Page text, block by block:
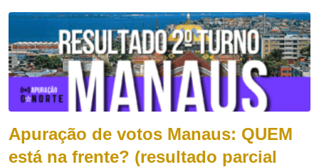
Apuração de votos Manaus: QUEM
está na frente? (resultado parcial